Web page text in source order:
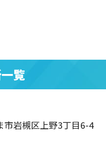
覧
市岩槻区上野3丁目6-4